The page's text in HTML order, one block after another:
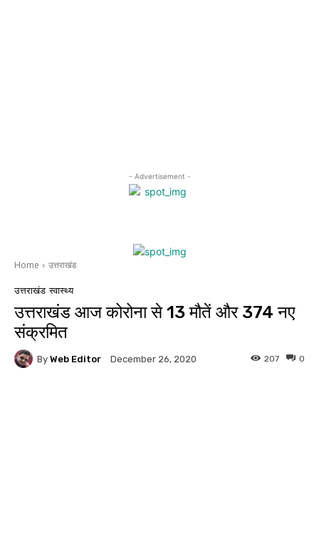
- Advertisement -